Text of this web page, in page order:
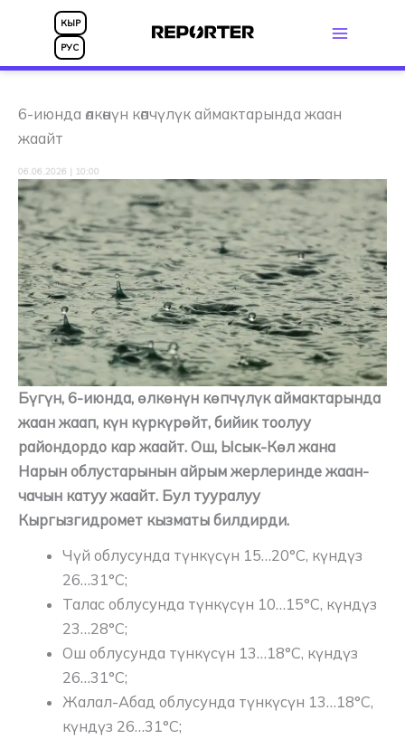
КЫР
РУС
6-июнда өлкөнүн көпчүлүк аймактарында жаан
жаайт
06.06.2026 | 10:00
Бүгүн, 6-июнда, өлкөнүн көпчүлүк аймактарында
жаан жаап, күн күркүрөйт, бийик тоолуу
райондордо кар жаайт. Ош, Ысык-Көл жана
Нарын облустарынын айрым жерлеринде жаан-
чачын катуу жаайт. Бул тууралуу
Кыргызгидромет кызматы билдирди.
Чүй облусунда түнкүсүн 15…20°C, күндүз
26…31°C;
Талас облусунда түнкүсүн 10…15°C, күндүз
23…28°C;
Ош облусунда ​түнкүсүн 13…18°C, күндүз
26…31°C;
Жалал-Абад облусунда ​түнкүсүн 13…18°C,
күндүз 26…31°C;